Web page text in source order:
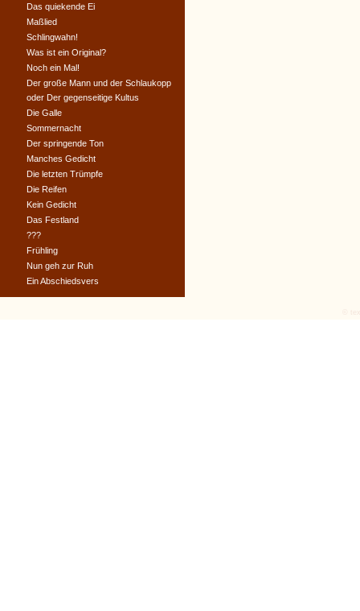
Das quiekende Ei
Maßlied
Schlingwahn!
Was ist ein Original?
Noch ein Mal!
Der große Mann und der Schlaukopp
oder Der gegenseitige Kultus
Die Galle
Sommernacht
Der springende Ton
Manches Gedicht
Die letzten Trümpfe
Die Reifen
Kein Gedicht
Das Festland
???
Frühling
Nun geh zur Ruh
Ein Abschiedsvers